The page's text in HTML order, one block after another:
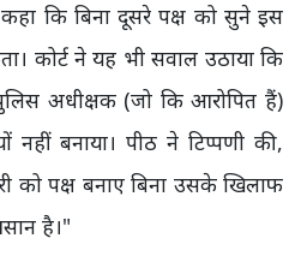
कि बिना दूसरे पक्ष को सुने इस
कोर्ट ने यह भी सवाल उठाया कि
अधीक्षक (जो कि आरोपित हैं)
नहीं बनाया। पीठ ने टिप्पणी की,
को पक्ष बनाए बिना उसके खिलाफ
है।"